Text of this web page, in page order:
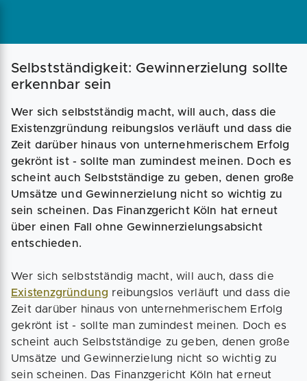
Magazin Businessplan Fördermittel
Selbstständigkeit: Gewinnerzielung sollte
erkennbar sein
Wer sich selbstständig macht, will auch, dass die
Existenzgründung reibungslos verläuft und dass die
Zeit darüber hinaus von unternehmerischem Erfolg
gekrönt ist - sollte man zumindest meinen. Doch es
scheint auch Selbstständige zu geben, denen große
Umsätze und Gewinnerzielung nicht so wichtig zu
sein scheinen. Das Finanzgericht Köln hat erneut
über einen Fall ohne Gewinnerzielungsabsicht
entschieden.
Wer sich selbstständig macht, will auch, dass die
Existenzgründung reibungslos verläuft und dass die
Zeit darüber hinaus von unternehmerischem Erfolg
gekrönt ist - sollte man zumindest meinen. Doch es
scheint auch Selbstständige zu geben, denen große
Umsätze und Gewinnerzielung nicht so wichtig zu
sein scheinen. Das Finanzgericht Köln hat erneut